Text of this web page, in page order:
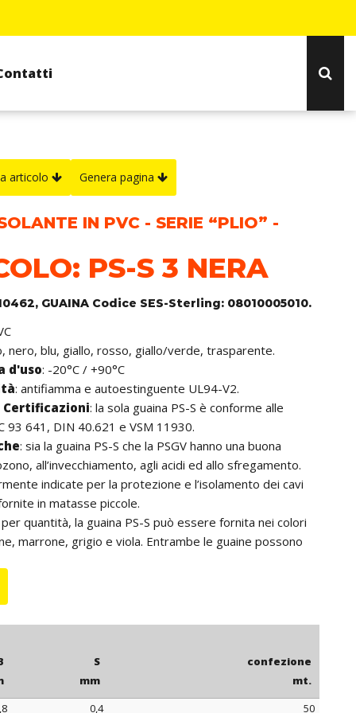
articolo Genera pagina
IN PVC - SERIE “PLIO” -
PS-S 3 NERA
GUAINA Codice SES-Sterling: 08010005010.
nero, blu, giallo, rosso, giallo/verde, trasparente.
d'uso: -20°C / +90°C
: antifiamma e autoestinguente UL94-V2.
Certificazioni: la sola guaina PS-S è conforme alle
93 641, DIN 40.621 e VSM 11930.
: sia la guaina PS-S che la PSGV hanno una buona
all’invecchiamento, agli acidi ed allo sfregamento.
indicate per la protezione e l’isolamento dei cavi
in matasse piccole.
per quantità, la guaina PS-S può essere fornita nei colori
marrone, grigio e viola. Entrambe le guaine possono
S
mm
confezione
mt.
0,4
50